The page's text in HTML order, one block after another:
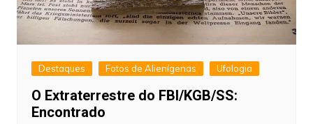
Destaques Fotos de Alienígenas Ufologia
O Extraterrestre do FBI/KGB/SS:
Encontrado